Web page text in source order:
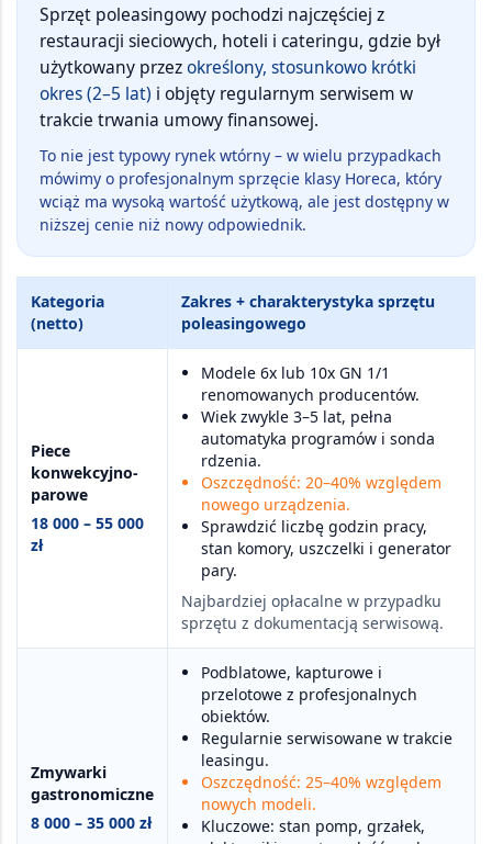
Sprzęt poleasingowy pochodzi najczęściej z
restauracji sieciowych, hoteli i cateringu, gdzie był
użytkowany przezokreślony, stosunkowo krótki
okres (2–5 lat) i objęty regularnym serwisem w
trakcie trwania umowy finansowej.
To nie jest typowy rynek wtórny – w wielu przypadkach
mówimy o profesjonalnym sprzęcie klasy Horeca, który
wciąż ma wysoką wartość użytkową, ale jest dostępny w
niższej cenie niż nowy odpowiednik.
Kategoria
(netto)
Zakres + charakterystyka sprzętu
poleasingowego
Piece
konwekcyjno-
parowe
18 000 – 55 000
zł
Modele 6x lub 10x GN 1/1
renomowanych producentów.
Wiek zwykle 3–5 lat, pełna
automatyka programów i sonda
rdzenia.
Oszczędność: 20–40% względem
nowego urządzenia.
Sprawdzić liczbę godzin pracy,
stan komory, uszczelki i generator
pary.
Najbardziej opłacalne w przypadku
sprzętu z dokumentacją serwisową.
Zmywarki
gastronomiczne
8 000 – 35 000 zł
Podblatowe, kapturowe i
przelotowe z profesjonalnych
obiektów.
Regularnie serwisowane w trakcie
leasingu.
Oszczędność: 25–40% względem
nowych modeli.
Kluczowe: stan pomp, grzałek,